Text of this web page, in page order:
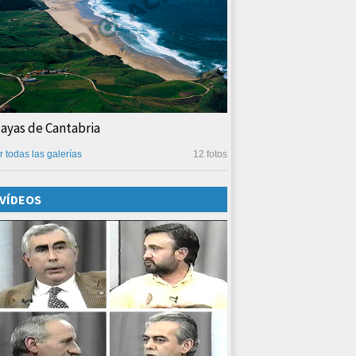
de Cantabria
12 fotos
todas las galerías
VÍDEOS